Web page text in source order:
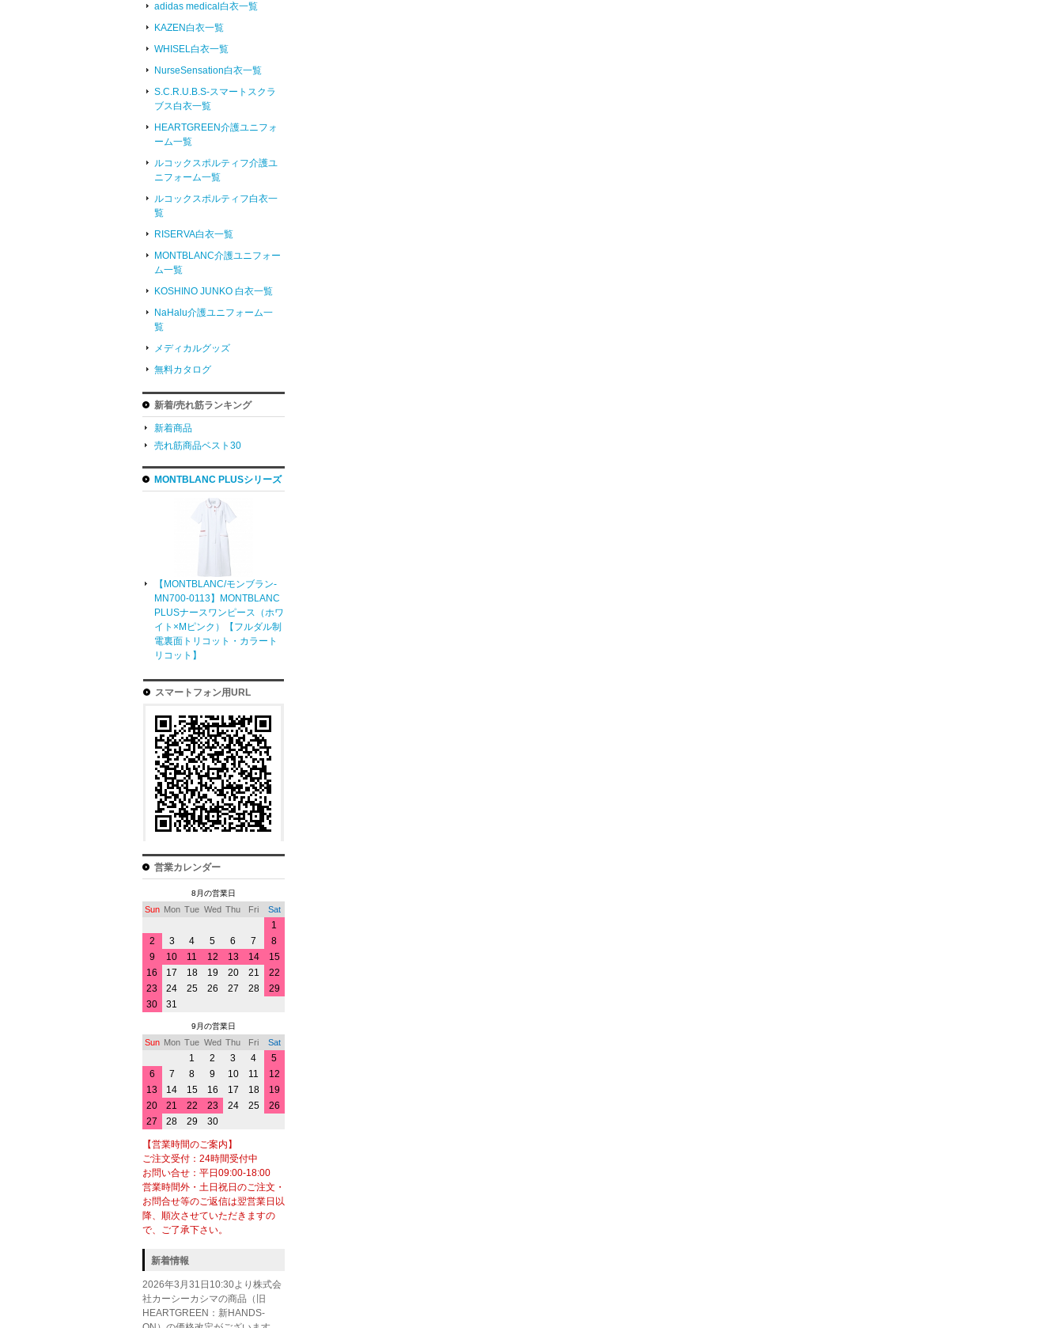
adidas medical白衣一覧
KAZEN白衣一覧
WHISEL白衣一覧
NurseSensation白衣一覧
S.C.R.U.B.S-スマートスクラ
ブス白衣一覧
HEARTGREEN介護ユニフォ
ーム一覧
ルコックスポルティフ介護ユ
ニフォーム一覧
ルコックスポルティフ白衣一
覧
RISERVA白衣一覧
MONTBLANC介護ユニフォー
ム一覧
KOSHINO JUNKO 白衣一覧
NaHalu介護ユニフォーム一
覧
メディカルグッズ
無料カタログ
新着/売れ筋ランキング
新着商品
売れ筋商品ベスト30
MONTBLANC PLUSシリーズ
【MONTBLANC/モンブラン-
MN700-0113】MONTBLANC
PLUSナースワンピース（ホワ
イト×Mピンク）【フルダル制
電裏面トリコット・カラート
リコット】
スマートフォン用URL
営業カレンダー
8月の営業日
Sun Mon Tue Wed Thu Fri Sat
1
2
3 4 5 6 7
8
9
10 11 12 13 14
15
16
17 18 19 20 21
22
23
24 25 26 27 28
29
30
31
9月の営業日
Sun Mon Tue Wed Thu Fri Sat
1 2 3 4
5
6
7 8 9 10 11
12
13
14 15 16 17 18
19
20
21 22 23 24 25
26
27
28 29 30
【営業時間のご案内】
ご注文受付：24時間受付中
お問い合せ：平日09:00-18:00
営業時間外・土日祝日のご注文・
お問合せ等のご返信は翌営業日以
降、順次させていただきますの
で、ご了承下さい。
新着情報
2026年3月31日10:30より株式会
社カーシーカシマの商品（旧
HEARTGREEN：新HANDS-